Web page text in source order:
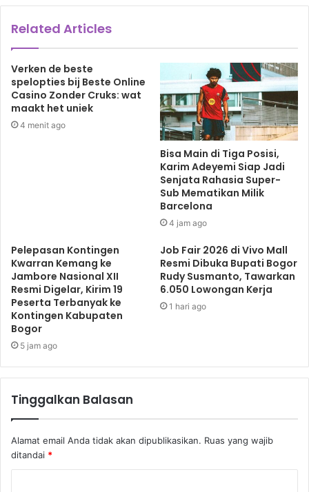
Thomas Lembong
Related Articles
Verken de beste
spelopties bij Beste Online
Casino Zonder Cruks: wat
maakt het uniek
4 menit ago
Bisa Main di Tiga Posisi,
Karim Adeyemi Siap Jadi
Senjata Rahasia Super-
Sub Mematikan Milik
Barcelona
4 jam ago
Pelepasan Kontingen
Kwarran Kemang ke
Jambore Nasional XII
Resmi Digelar, Kirim 19
Peserta Terbanyak ke
Kontingen Kabupaten
Bogor
5 jam ago
Job Fair 2026 di Vivo Mall
Resmi Dibuka Bupati Bogor
Rudy Susmanto, Tawarkan
6.050 Lowongan Kerja
1 hari ago
Tinggalkan Balasan
Alamat email Anda tidak akan dipublikasikan. Ruas yang wajib
ditandai *